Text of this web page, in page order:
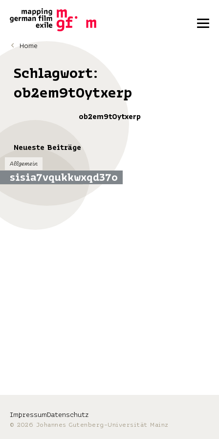
Home
Schlagwort:
ob2em9t0ytxerp
ob2em9t0ytxerp
Neueste Beiträge
Allgemein
sisia7vqukkwxqd37o
© 2026 Johannes Gutenberg-Universität Mainz
ImpressumDatenschutz